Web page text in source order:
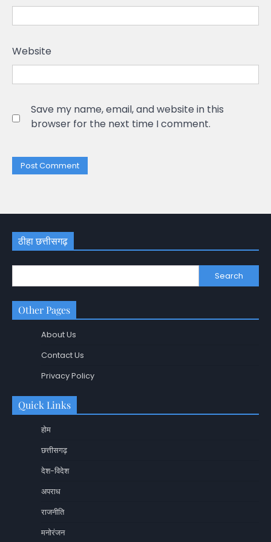
Website
Save my name, email, and website in this
browser for the next time I comment.
ठीहा छत्तीसगढ़
Search
Other Pages
About Us
Contact Us
Privacy Policy
Quick Links
होम
छत्तीसगढ़
देश-विदेश
अपराध
राजनीति
मनोरंजन